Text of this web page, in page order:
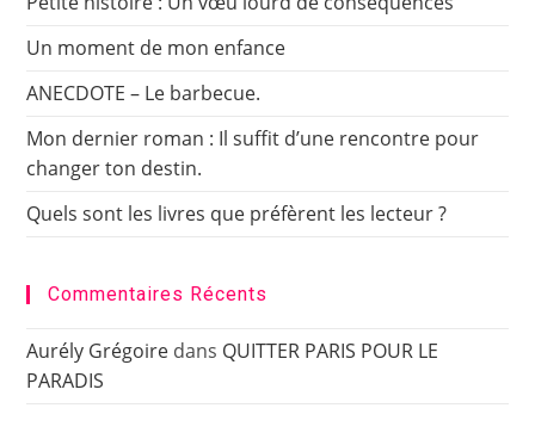
Un moment de mon enfance
ANECDOTE – Le barbecue.
Mon dernier roman : Il suffit d’une rencontre pour
changer ton destin.
Quels sont les livres que préfèrent les lecteur ?
Commentaires Récents
Aurély Grégoire dans QUITTER PARIS POUR LE
PARADIS